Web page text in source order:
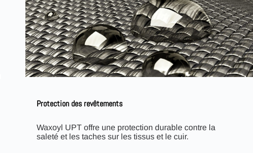
Protection des revêtements
Waxoyl UPT offre une protection durable contre la
saleté et les taches sur les tissus et le cuir.